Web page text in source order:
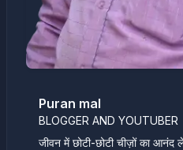
Puran mal
BLOGGER AND YOUTUBER
जीवन में छोटी-छोटी चीज़ों का